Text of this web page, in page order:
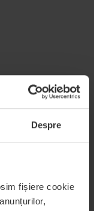
Despre
fișiere cookie